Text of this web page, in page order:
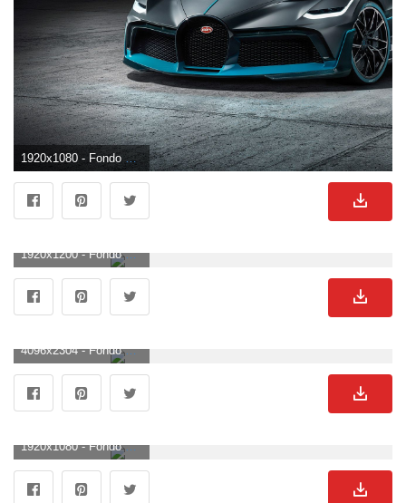
1920x1080 - Fondo de pantalla de 1920x1080. Imágen HD 1080p de Bugatti.
1920x1200 - Fondo de pantalla de 1920x1200. Wallpaper de Bugatti.
4096x2304 - Fondo de pantalla de 4096x2304. Fondo para computadora de Bugatti.
1920x1080 - Fondo de pantalla de 1920x1080. Fondo de pantalla HD 1080p de Bugatti.